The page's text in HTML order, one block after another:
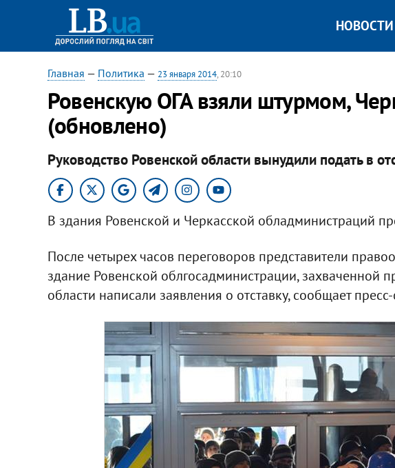
НОВОСТИ
Главная — Политика — 23 января 2014, 20:10
Ровенскую ОГА взяли штурмом,
(обновлено)
Руководство Ровенской области вынудили подать в
В здания Ровенской и Черкасской обладминистраций
После четырех часов переговоров представители
здание Ровенской облгосадминистрации, захваченной
области написали заявления о отставку, сообщает